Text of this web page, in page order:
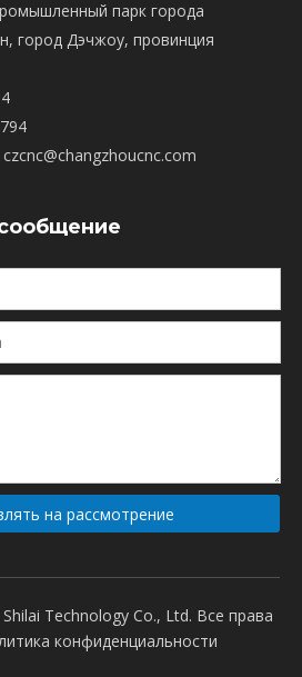
парк города
город Дэчжоу, провинция
czcnc@changzhoucnc.com
на рассмотрение
Shilai Technology Co., Ltd. Все права
конфиденциальности